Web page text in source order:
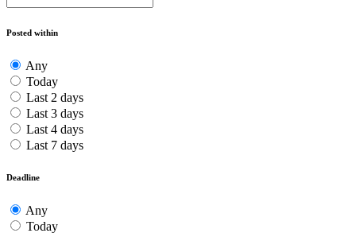
Posted within
Any
Today
Last 2 days
Last 3 days
Last 4 days
Last 7 days
Deadline
Any
Today